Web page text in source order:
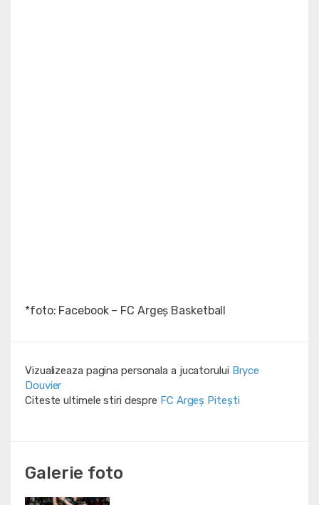
*foto: Facebook – FC Argeș Basketball
Vizualizeaza pagina personala a jucatorului Bryce
Douvier
Citeste ultimele stiri despre FC Argeș Pitești
Galerie foto